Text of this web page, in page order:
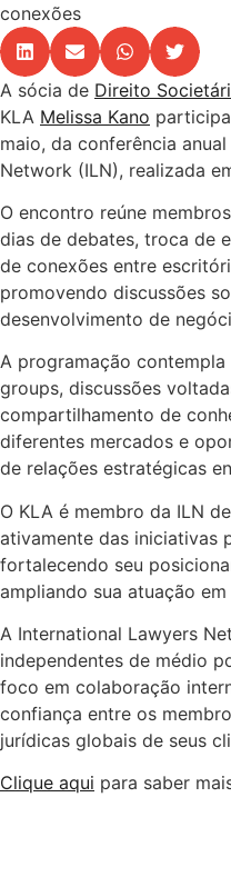
conexões
A sócia de Direito
KLA Melissa Kano
maio, da conferência
Network (ILN), realizada
O encontro reúne
dias de debates, troca de
de conexões entre
promovendo discussões
desenvolvimento de
A programação
groups, discussões
compartilhamento de
diferentes mercados e
de relações estratégicas
O KLA é membro da ILN
ativamente das iniciativas
fortalecendo seu
ampliando sua atuação
A International Lawyers
independentes de médio
foco em colaboração
confiança entre os
jurídicas globais de seus
Clique aqui para saber